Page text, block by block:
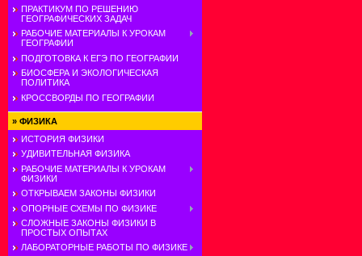
ПРАКТИКУМ ПО РЕШЕНИЮ
ГЕОГРАФИЧЕСКИХ ЗАДАЧ
РАБОЧИЕ МАТЕРИАЛЫ К УРОКАМ
ГЕОГРАФИИ
ПОДГОТОВКА К ЕГЭ ПО ГЕОГРАФИИ
БИОСФЕРА И ЭКОЛОГИЧЕСКАЯ
ПОЛИТИКА
КРОССВОРДЫ ПО ГЕОГРАФИИ
» ФИЗИКА
ИСТОРИЯ ФИЗИКИ
УДИВИТЕЛЬНАЯ ФИЗИКА
РАБОЧИЕ МАТЕРИАЛЫ К УРОКАМ
ФИЗИКИ
ОТКРЫВАЕМ ЗАКОНЫ ФИЗИКИ
ОПОРНЫЕ СХЕМЫ ПО ФИЗИКЕ
СЛОЖНЫЕ ЗАКОНЫ ФИЗИКИ В
ПРОСТЫХ ОПЫТАХ
ЛАБОРАТОРНЫЕ РАБОТЫ ПО ФИЗИКЕ